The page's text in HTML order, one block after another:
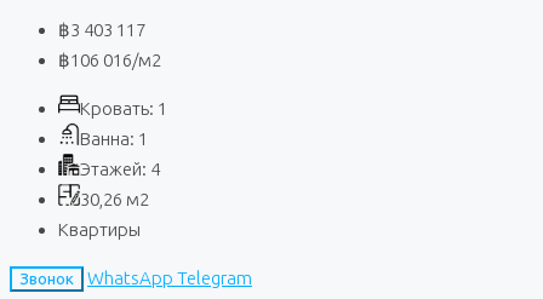
฿3 403 117
฿106 016/м2
Кровать: 1
Ванна: 1
Этажей: 4
30,26 м2
Квартиры
Звонок WhatsApp Telegram